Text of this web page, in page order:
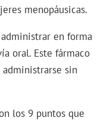
menopáusicas.
en forma
oral. Este fármaco
sin
los 9 puntos que